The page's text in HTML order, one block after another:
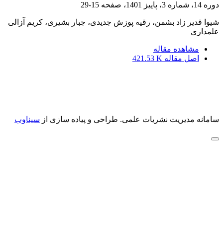
دوره 14، شماره 3، پاییز 1401، صفحه 15-29
شیوا قدیر زاد بشمن، رقیه پوزش جدیدی، جبار بشیری، کریم آزالی
علمداری
مشاهده مقاله
اصل مقاله 421.53 K
سامانه مدیریت نشریات علمی. طراحی و پیاده سازی از سیناوب